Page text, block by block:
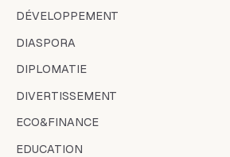
DÉVELOPPEMENT
DIASPORA
DIPLOMATIE
DIVERTISSEMENT
ECO&FINANCE
EDUCATION